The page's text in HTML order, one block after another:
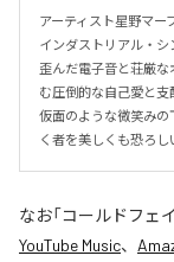
アーティスト星野マー
インダストリアル・シ
歪んだ電子音と荘厳
む圧倒的な自己愛と支
仮面のような微笑みの
く者を美しくも恐ろし
なお「コールドフェ
YouTube Music、